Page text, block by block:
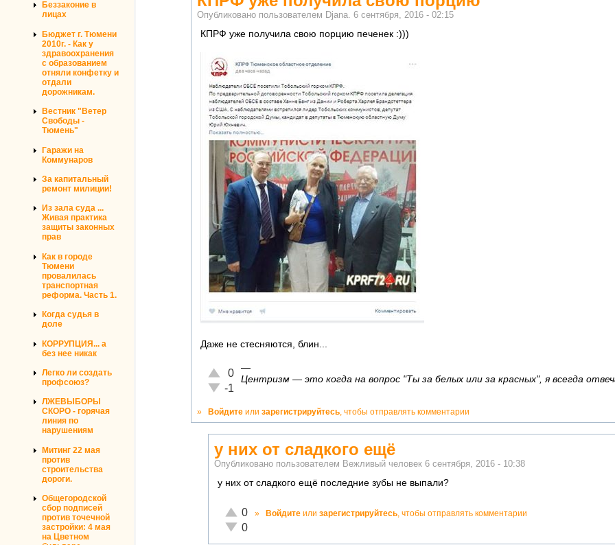
Беззаконие в
лицах
Бюджет г. Тюмени
2010г. - Как у
здравоохранения
с образованием
отняли конфетку и
отдали
дорожникам.
Вестник "Ветер
Свободы -
Тюмень"
Гаражи на
Коммунаров
За капитальный
ремонт милиции!
Из зала суда ...
Живая практика
защиты законных
прав
Как в городе
Тюмени
провалилась
транспортная
реформа. Часть 1.
Когда судья в
доле
КОРРУПЦИЯ... а
без нее никак
Легко ли создать
профсоюз?
ЛЖЕВЫБОРЫ
СКОРО - горячая
линия по
нарушениям
Митинг 22 мая
против
строительства
дороги.
Общегородской
сбор подписей
против точечной
застройки: 4 мая
на Цветном
Опубликовано пользователем Djana. 6 сентября, 2016 - 02:15
КПРФ уже получила свою порцию печенек :)))
Даже не стесняются, блин...
Отлично!
0
Неадекватно!
-1
—
Центризм — это когда на вопрос "Ты за белых или за красных", я всегда
» Войдите или зарегистрируйтесь, чтобы отправлять комментарии
у них от сладкого ещё
Опубликовано пользователем Вежливый человек 6 сентября, 2016 - 10:38
у них от сладкого ещё последние зубы не выпали?
Отлично!
0
Неадекватно!
0
» Войдите или зарегистрируйтесь, чтобы отправлять комментарии